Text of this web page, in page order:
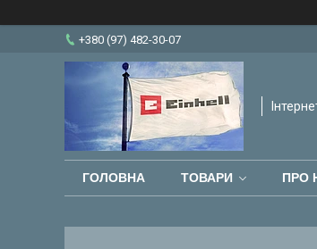
+380 (97) 482-30-07
ГОЛОВНА ТОВАРИ ПРО